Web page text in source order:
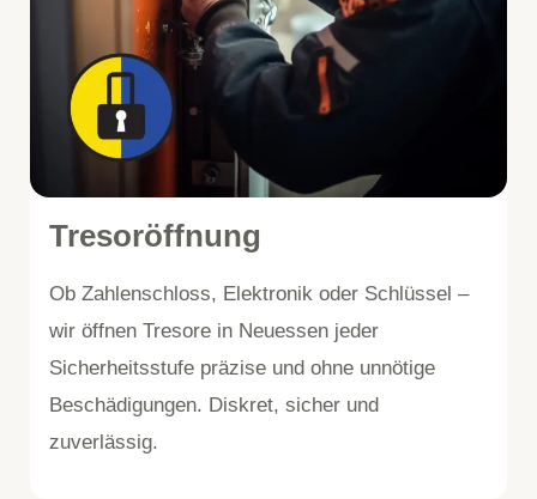
Tresoröffnung
Ob Zahlenschloss, Elektronik oder Schlüssel –
wir öffnen Tresore in Neuessen jeder
Sicherheitsstufe präzise und ohne unnötige
Beschädigungen. Diskret, sicher und
zuverlässig.